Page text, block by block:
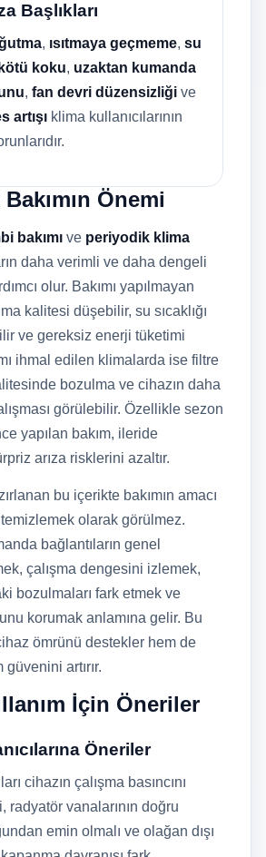
Başlıkları
, ısıtmaya geçmeme, su
kötü koku, uzaktan kumanda
, fan devri düzensizliği ve
artışı klima kullanıcılarının
Önemi
bakımı ve periyodik klima
daha verimli ve daha dengeli
olur. Bakımı yapılmayan
kalitesi düşebilir, su sıcaklığı
ve gereksiz enerji tüketimi
ihmal edilen klimalarda ise filtre
bozulma ve cihazın daha
görülebilir. Özellikle sezon
yapılan bakım, ileride
arıza risklerini azaltır.
bu içerikte bakımın amacı
temizlemek olarak görülmez.
bağlantıların genel
çalışma dengesini izlemek,
bozulmaları fark etmek ve
korumak anlamına gelir. Bu
ömrünü destekler hem de
artırır.
İçin Öneriler
Öneriler
cihazın çalışma basıncını
radyatör vanalarının doğru
emin olmalı ve olağan dışı